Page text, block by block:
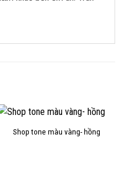
Shop tone màu vàng- hồng